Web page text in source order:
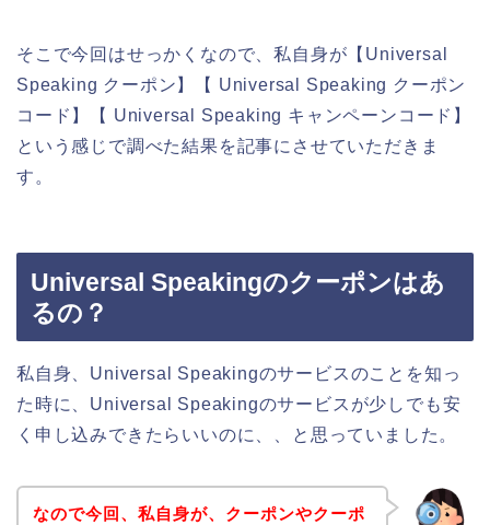
そこで今回はせっかくなので、私自身が【Universal
Speaking クーポン】【 Universal Speaking クーポン
コード】【 Universal Speaking キャンペーンコード】
という感じで調べた結果を記事にさせていただきま
す。
Universal Speakingのクーポンはあ
るの？
私自身、Universal Speakingのサービスのことを知っ
た時に、Universal Speakingのサービスが少しでも安
く申し込みできたらいいのに、、と思っていました。
なので今回、私自身が、クーポンやクーポ